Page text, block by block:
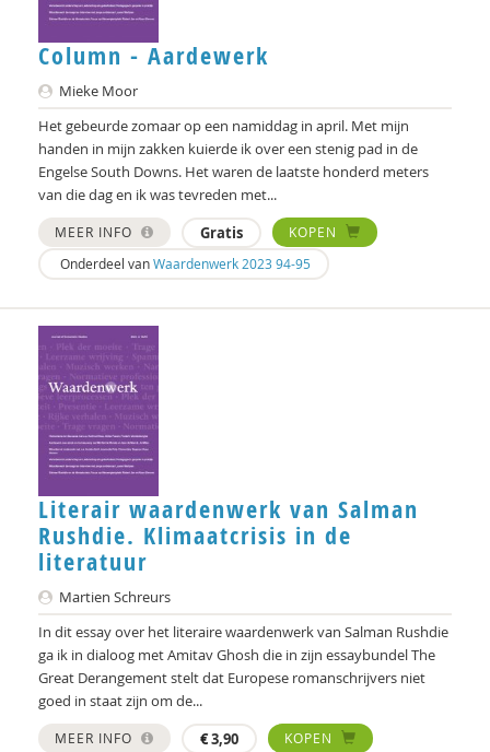
Patrick Nullens
Norbert Peeters
Sandra Pellegrom
Crelis Rammelt
Marcel Ridder
Rob van der Rijt
Heleen Rippen
Jaap Roose
Hartmut Rosa
Emily Sait
Martien Schreurs
Amartya Sen
Niels Springveld
Ard Sprinkhuizen
L.L. Stegman
Josine Stremmelaar
Fernando Suárez Müller
Column - Aardewerk
Mieke Moor
Het gebeurde zomaar op een namiddag in april. Met mijn
handen in mijn zakken kuierde ik over een stenig pad in de
Engelse South Downs. Het waren de laatste honderd meters
van die dag en ik was tevreden met...
MEER INFO Gratis
KOPEN
Onderdeel vanWaardenwerk 2023 94-95
Literair waardenwerk van Salman
Rushdie. Klimaatcrisis in de
literatuur
Martien Schreurs
In dit essay over het literaire waardenwerk van Salman Rushdie
ga ik in dialoog met Amitav Ghosh die in zijn essaybundel The
Great Derangement stelt dat Europese romanschrijvers niet
goed in staat zijn om de...
MEER INFO €3,90
KOPEN